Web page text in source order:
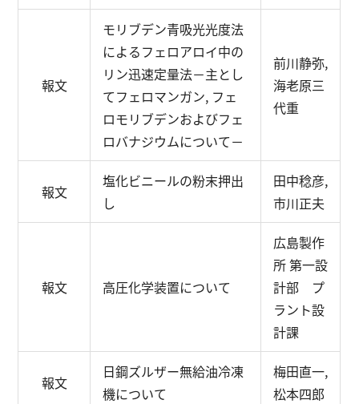
報文
モリブデン青吸光光度法
によるフェロアロイ中の
リン迅速定量法－主とし
てフェロマンガン, フェ
ロモリブデンおよびフェ
ロバナジウムについて－
前川静弥,
海老原三
代重
報文
塩化ビニールの粉末押出
し
田中稔彦,
市川正夫
報文 高圧化学装置について
広島製作
所 第一設
計部 プ
ラント設
計課
報文
日鋼ズルザー無給油冷凍
機について
梅田直一,
松本四郎